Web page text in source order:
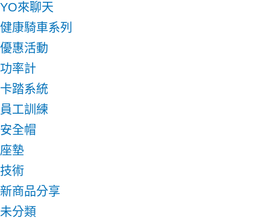
YO來聊天
健康騎車系列
優惠活動
功率計
卡踏系統
員工訓練
安全帽
座墊
技術
新商品分享
未分類